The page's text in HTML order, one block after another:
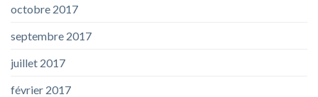
octobre 2017
septembre 2017
juillet 2017
février 2017